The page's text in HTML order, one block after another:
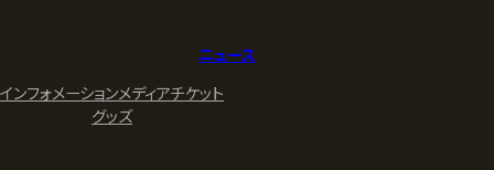
ニュース
インフォメーションメディアチケット
グッズ